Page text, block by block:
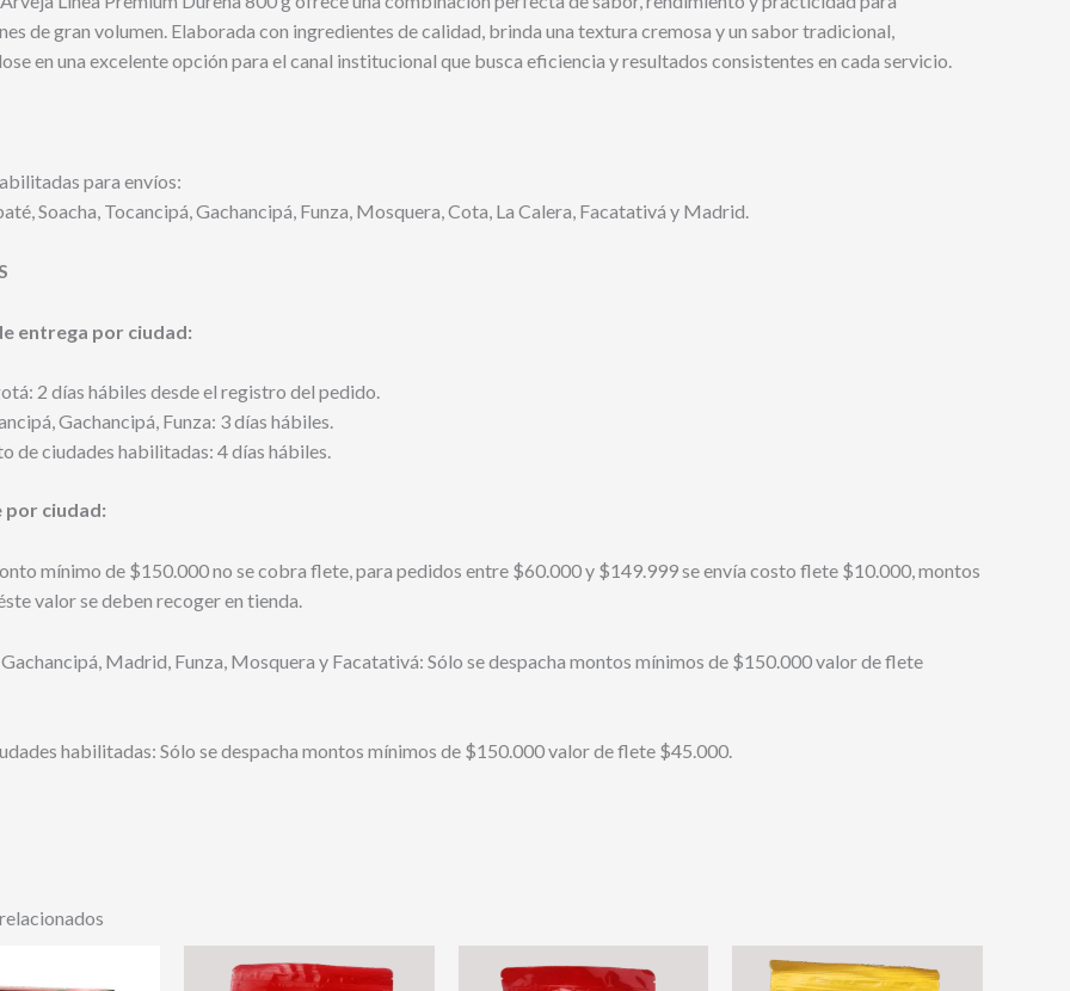
de gran volumen. Elaborada con ingredientes de calidad, brinda una textura cremosa y un sabor tradicional,
en una excelente opción para el canal institucional que busca eficiencia y resultados consistentes en cada servicio.
para envíos:
Soacha, Tocancipá, Gachancipá, Funza, Mosquera, Cota, La Calera, Facatativá y Madrid.
entrega por ciudad:
2 días hábiles desde el registro del pedido.
Gachancipá, Funza: 3 días hábiles.
de ciudades habilitadas: 4 días hábiles.
ciudad:
mínimo de $150.000 no se cobra flete, para pedidos entre $60.000 y $149.999 se envía costo flete $10.000, montos
valor se deben recoger en tienda.
Madrid, Funza, Mosquera y Facatativá: Sólo se despacha montos mínimos de $150.000 valor de flete
habilitadas: Sólo se despacha montos mínimos de $150.000 valor de flete $45.000.